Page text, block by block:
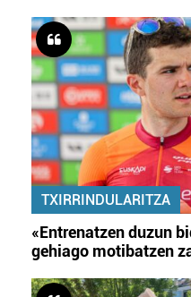
TXIRRINDULARITZA
«Entrenatzen duzun
gehiago motibatzen